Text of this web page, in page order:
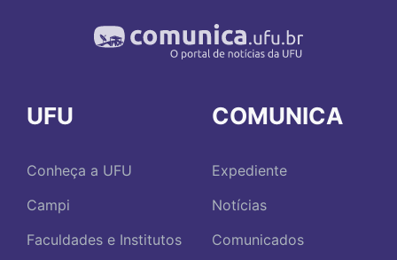
UFU
Conheça a UFU
Campi
Faculdades e Institutos
COMUNICA
Expediente
Notícias
Comunicados